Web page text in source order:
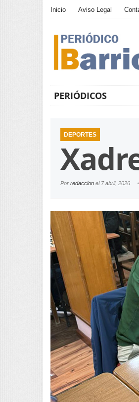
Inicio Aviso Legal
PERIÓDICOS
DEPORTES
Por redaccion el 7 abril, 2026